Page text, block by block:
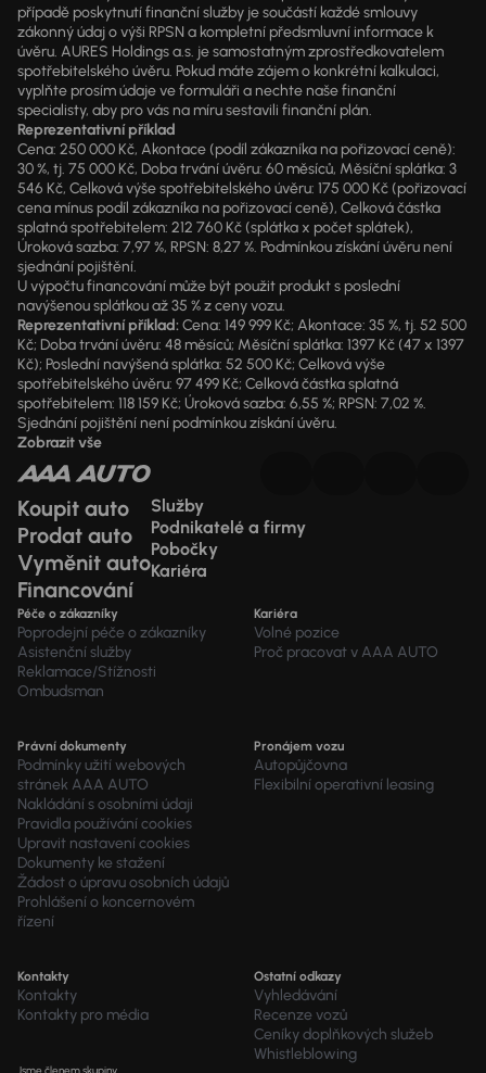
případě poskytnutí finanční služby je součástí každé smlouvy
zákonný údaj o výši RPSN a kompletní předsmluvní informace k
úvěru. AURES Holdings a.s. je samostatným zprostředkovatelem
spotřebitelského úvěru. Pokud máte zájem o konkrétní kalkulaci,
vyplňte prosím údaje ve formuláři a nechte naše finanční
specialisty, aby pro vás na míru sestavili finanční plán.
Reprezentativní příklad
Cena: 250 000 Kč, Akontace (podíl zákazníka na pořizovací ceně):
30 %, tj. 75 000 Kč, Doba trvání úvěru: 60 měsíců, Měsíční splátka: 3
546 Kč, Celková výše spotřebitelského úvěru: 175 000 Kč (pořizovací
cena mínus podíl zákazníka na pořizovací ceně), Celková částka
splatná spotřebitelem: 212 760 Kč (splátka x počet splátek),
Úroková sazba: 7,97 %, RPSN: 8,27 %. Podmínkou získání úvěru není
sjednání pojištění.
U výpočtu financování může být použit produkt s poslední
navýšenou splátkou až 35 % z ceny vozu.
Reprezentativní příklad:Cena: 149 999 Kč; Akontace: 35 %, tj. 52 500
Kč; Doba trvání úvěru: 48 měsíců; Měsíční splátka: 1397 Kč (47 x 1397
Kč); Poslední navýšená splátka: 52 500 Kč; Celková výše
spotřebitelského úvěru: 97 499 Kč; Celková částka splatná
spotřebitelem: 118 159 Kč; Úroková sazba: 6,55 %; RPSN: 7,02 %.
Sjednání pojištění není podmínkou získání úvěru.
Zobrazit vše
Koupit auto
Prodat auto
Vyměnit auto
Financování
Služby
Podnikatelé a firmy
Pobočky
Kariéra
Péče o zákazníky
Poprodejní péče o zákazníky
Asistenční služby
Reklamace/Stížnosti
Ombudsman
Kariéra
Volné pozice
Proč pracovat v AAA AUTO
Právní dokumenty
Podmínky užití webových
stránek AAA AUTO
Nakládání s osobními údaji
Pravidla používání cookies
Upravit nastavení cookies
Dokumenty ke stažení
Žádost o úpravu osobních údajů
Prohlášení o koncernovém
řízení
Pronájem vozu
Autopůjčovna
Flexibilní operativní leasing
Kontakty
Kontakty
Kontakty pro média
Ostatní odkazy
Vyhledávání
Recenze vozů
Ceníky doplňkových služeb
Whistleblowing